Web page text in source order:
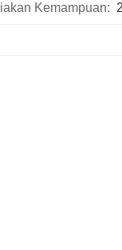
Kemampuan: